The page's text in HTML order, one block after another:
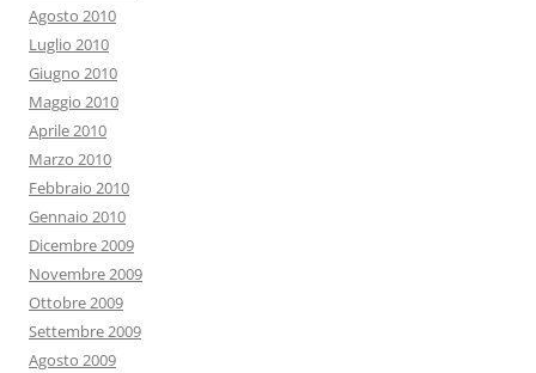
Agosto 2010
Luglio 2010
Giugno 2010
Maggio 2010
Aprile 2010
Marzo 2010
Febbraio 2010
Gennaio 2010
Dicembre 2009
Novembre 2009
Ottobre 2009
Settembre 2009
Agosto 2009